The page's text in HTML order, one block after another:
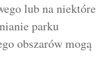
lub na niektóre
parku
obszarów mogą